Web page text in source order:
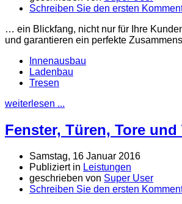
Schreiben Sie den ersten
… ein Blickfang, nicht nur für Ihre
und garantieren ein perfekte
Innenausbau
Ladenbau
Tresen
weiterlesen ...
Fenster, Türen, Tore und
Samstag, 16 Januar 2016
Publiziert in Leistungen
geschrieben von Super User
Schreiben Sie den ersten